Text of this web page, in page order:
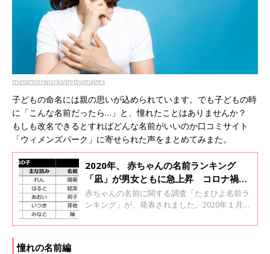
metamorworks/gettyimages
子どもの命名には親の思いが込められています。でも子どもの時
に「こんな名前だったら…」と、憧れたことはありませんか？
もしも改名できるとすればどんな名前がいいのか口コミサイト
「ウィメンズパーク」に寄せられた声をまとめてみまた。
2020年、 赤ちゃんの名前ランキング
「凪」が男女ともに急上昇 コロナ禍、
ジェンダーレス世相を反映してか
赤ちゃんの名前に関する調査「たまひよ名前ラ
ンキング」が、発表されました。2020年１月〜
や名前の読み、漢字などについて調査。最新の
憧れの名前編